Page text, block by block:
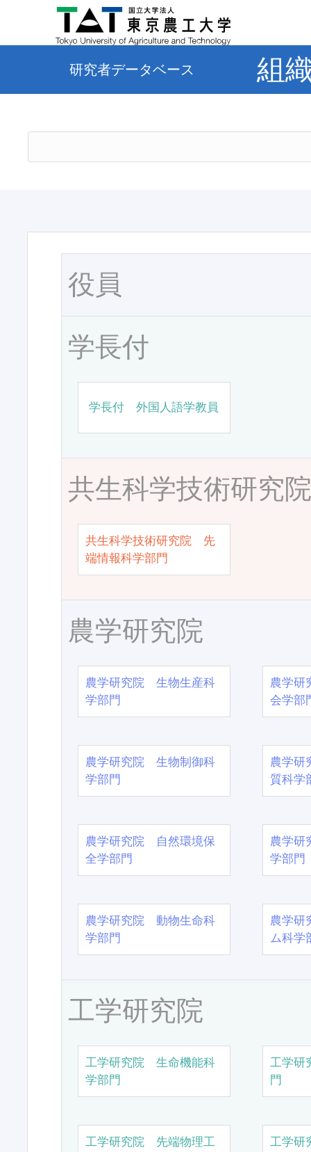
研究者データベース 組
役員
学長付
学長付 外国人語学教員
共生科学技術研究
共生科学技術研究院 先
端情報科学部門
農学研究院
農学研究院 生物生産科
学部門
農学
会学部
農学研究院 生物制御科
学部門
農学
質科学
農学研究院 自然環境保
全学部門
農学
学部門
農学研究院 動物生命科
学部門
農学
ム科学
工学研究院
工学研究院 生命機能科
学部門
工学研
門
工学研究院 先端物理工
工学研